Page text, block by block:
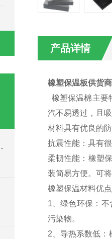
塑批发商
产品详情
橡塑保温板供货
橡塑保温棉主要
汽不易透过，且
材料具有优良的防
抗震性能：具有
柔韧性能：橡塑
装简易方便。可
橡塑保温材料优点
1、绿色环保：
污染物。
2、导热系数低